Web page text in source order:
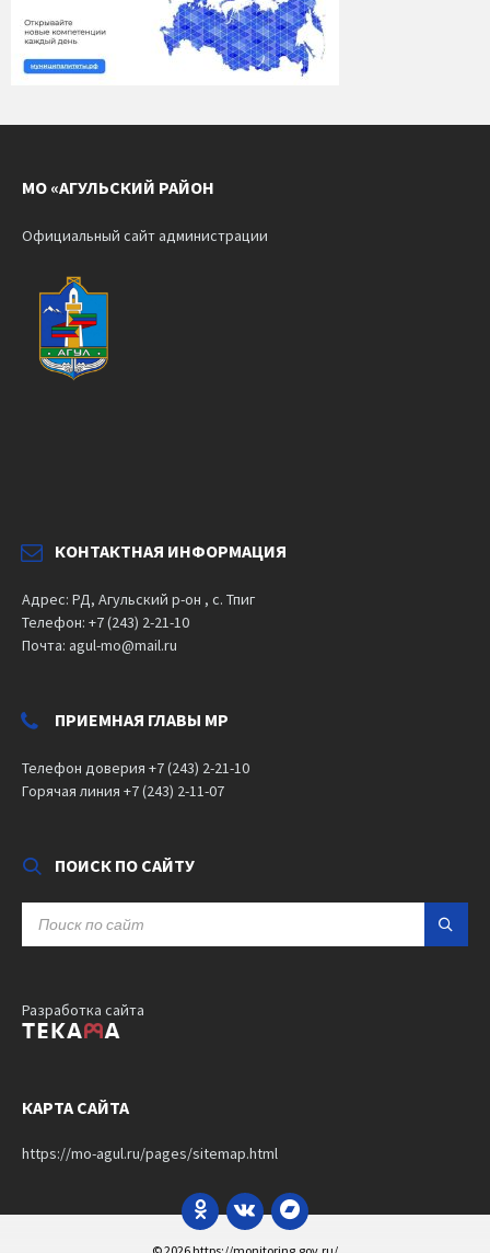
МО «АГУЛЬСКИЙ РАЙОН
Официальный сайт администрации
КОНТАКТНАЯ ИНФОРМАЦИЯ
Адрес: РД, Агульский р-он , с. Тпиг
Телефон: +7 (243) 2-21-10
Почта: agul-mo@mail.ru
ПРИЕМНАЯ ГЛАВЫ МР
Телефон доверия +7 (243) 2-21-10
Горячая линия +7 (243) 2-11-07
ПОИСК ПО САЙТУ
Разработка сайта
КАРТА САЙТА
https://mo-agul.ru/pages/sitemap.html
Odnoklassniki
VK Bandcamp